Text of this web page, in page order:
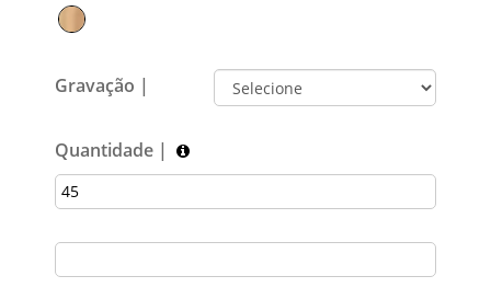
Gravação |
Quantidade |